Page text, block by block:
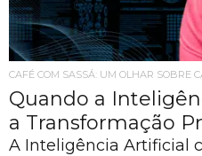
CAFÉ COM SASSÁ: UM OLHAR SOBRE
Quando a
a Transformação
A Inteligência Artificial